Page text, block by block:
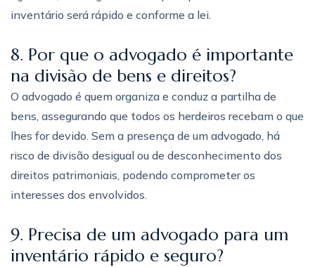
inventário será rápido e conforme a lei.
8. Por que o advogado é importante
na divisão de bens e direitos?
O advogado é quem organiza e conduz a partilha de
bens, assegurando que todos os herdeiros recebam o que
lhes for devido. Sem a presença de um advogado, há
risco de divisão desigual ou de desconhecimento dos
direitos patrimoniais, podendo comprometer os
interesses dos envolvidos.
9. Precisa de um advogado para um
inventário rápido e seguro?